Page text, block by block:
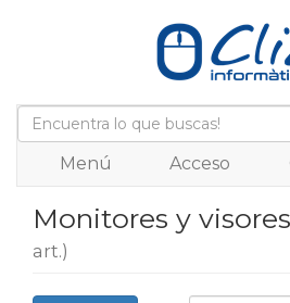
Menú Acceso
Monitores y
art.)